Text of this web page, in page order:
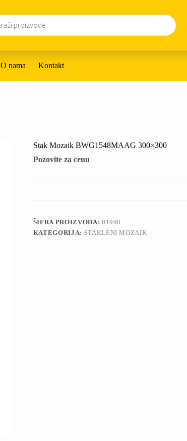
O nama Kontakt
Stak Mozaik BWG1548MAAG 300×300
Pozovite za cenu
ŠIFRA PROIZVODA: 01998
KATEGORIJA: STAKLENI MOZAIK